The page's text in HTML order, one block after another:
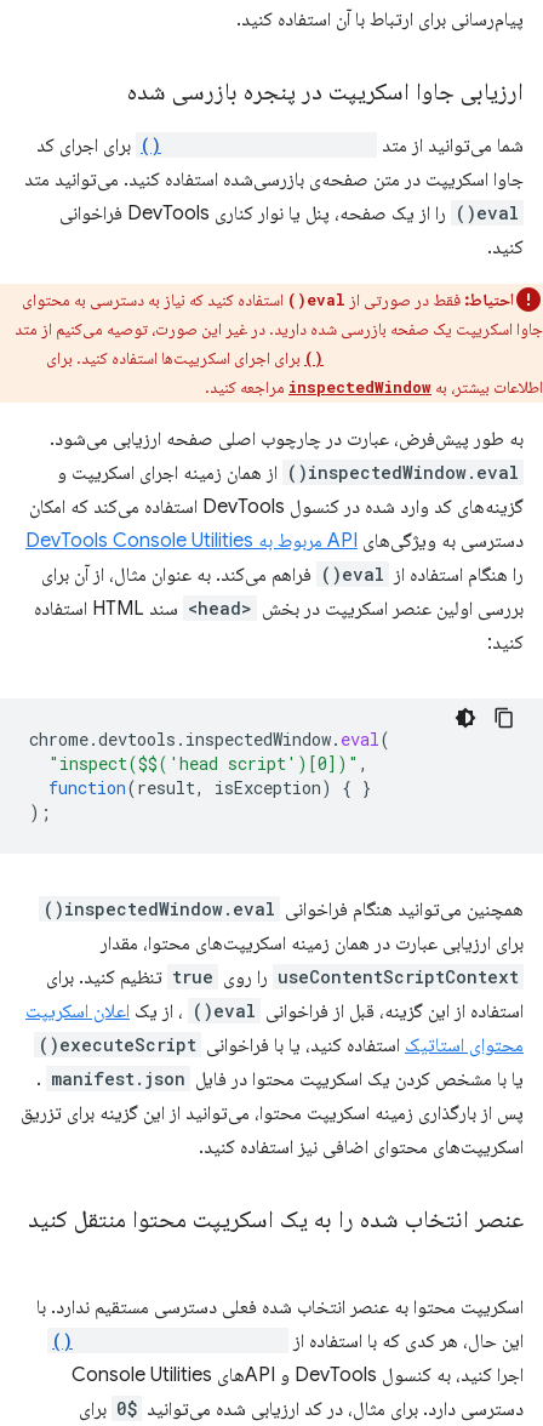
پیام‌رسانی برای ارتباط با آن استفاده کنید.
ارزیابی جاوا اسکریپت در پنجره بازرسی شده
شما می‌توانید از متد
برای اجرای کد
جاوا اسکریپت در متن صفحه‌ی بازرسی‌شده استفاده کنید. می‌توانید متد
eval()
را از یک صفحه، پنل یا نوار کناری DevTools فراخوانی
کنید.
احتیاط: فقط در صورتی از eval()
استفاده کنید که نیاز به دسترسی به محتوای
جاوا اسکریپت یک صفحه بازرسی شده دارید. در غیر این صورت، توصیه می‌کنیم از متد
برای اجرای اسکریپت‌ها استفاده کنید. برای
اطلاعات بیشتر، به inspectedWindow مراجعه کنید.
به طور پیش‌فرض، عبارت در چارچوب اصلی صفحه ارزیابی می‌شود.
inspectedWindow.eval()
از همان زمینه اجرای اسکریپت و
گزینه‌های کد وارد شده در کنسول DevTools استفاده می‌کند که امکان
دسترسی به ویژگی‌های API مربوط به DevTools Console Utilities
را هنگام استفاده از eval()
فراهم می‌کند. به عنوان مثال، از آن برای
بررسی اولین عنصر اسکریپت در بخش <head>
سند HTML استفاده
کنید:
chrome.devtools . inspectedWindow. eval(
"inspect($$('head script')[0])" ,
function(result, isException) { }
);
همچنین می‌توانید هنگام فراخوانی inspectedWindow.eval()
برای ارزیابی عبارت در همان زمینه اسکریپت‌های محتوا، مقدار
useContentScriptContext را روی true تنظیم کنید. برای
استفاده از این گزینه، قبل از فراخوانی eval() ، از یک اعلان اسکریپت
محتوای استاتیک استفاده کنید، یا با فراخوانی executeScript()
یا با مشخص کردن یک اسکریپت محتوا در فایل manifest.json
.
پس از بارگذاری زمینه اسکریپت محتوا، می‌توانید از این گزینه برای تزریق
اسکریپت‌های محتوای اضافی نیز استفاده کنید.
عنصر انتخاب شده را به یک اسکریپت محتوا منتقل کنید
اسکریپت محتوا به عنصر انتخاب شده فعلی دسترسی مستقیم ندارد. با
این حال، هر کدی که با استفاده از
اجرا کنید، به کنسول DevTools و APIهای Console Utilities
دسترسی دارد. برای مثال، در کد ارزیابی شده می‌توانید $0
برای